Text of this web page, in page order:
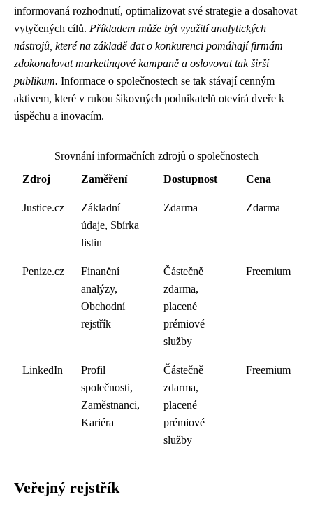
informovaná rozhodnutí, optimalizovat své strategie a dosahovat
vytyčených cílů. Příkladem může být využití analytických
nástrojů, které na základě dat o konkurenci pomáhají firmám
zdokonalovat marketingové kampaně a oslovovat tak širší
publikum. Informace o společnostech se tak stávají cenným
aktivem, které v rukou šikovných podnikatelů otevírá dveře k
úspěchu a inovacím.
Srovnání informačních zdrojů o společnostech
Zdroj
Zaměření Dostupnost Cena
Justice.cz
Základní
údaje, Sbírka
listin
Zdarma Zdarma
Penize.cz
Finanční
analýzy,
Obchodní
rejstřík
Částečně
zdarma,
placené
prémiové
služby
Freemium
LinkedIn
Profil
společnosti,
Zaměstnanci,
Kariéra
Částečně
zdarma,
placené
prémiové
služby
Freemium
Veřejný rejstřík